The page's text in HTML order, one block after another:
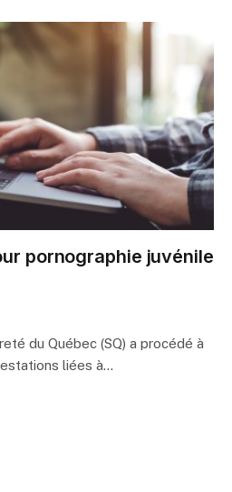
pornographie juvénile
du Québec (SQ) a procédé à
liées à…